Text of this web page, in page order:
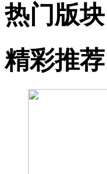
热门版块
精彩推荐